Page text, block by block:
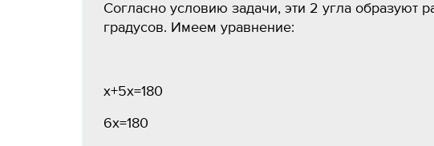
Согласно условию задачи, эти 2 угла образуют
градусов. Имеем уравнение:
х+5х=180
6х=180